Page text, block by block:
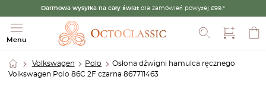
Darmowa wysyłka na cały świat dla zamówień powyżej £99.*
Menu
Szukaj
Volkswagen Polo
Osłona dźwigni hamulca ręcznego
Volkswagen Polo 86C 2F czarna 867711463